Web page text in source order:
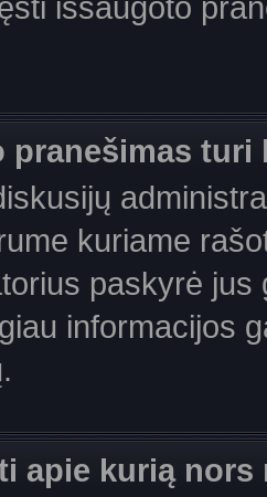
išsaugoto
pranešimas
kuriame
paskyrė
informacijos
apie kurią nors